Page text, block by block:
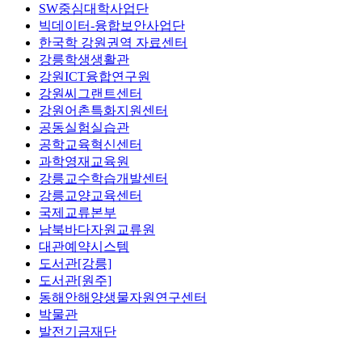
SW중심대학사업단
빅데이터-융합보안사업단
한국학 강원권역 자료센터
강릉학생생활관
강원ICT융합연구원
강원씨그랜트센터
강원어촌특화지원센터
공동실험실습관
공학교육혁신센터
과학영재교육원
강릉교수학습개발센터
강릉교양교육센터
국제교류본부
남북바다자원교류원
대관예약시스템
도서관[강릉]
도서관[원주]
동해안해양생물자원연구센터
박물관
발전기금재단